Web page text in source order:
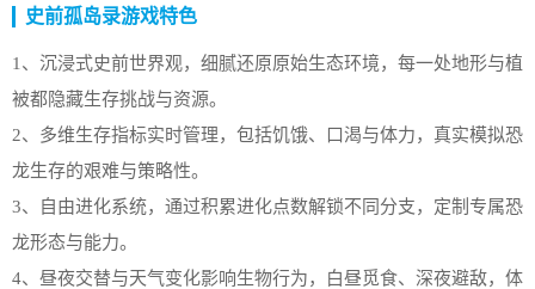
史前孤岛录游戏特色
1、沉浸式史前世界观，细腻还原原始生态环境，每一处地形与植
被都隐藏生存挑战与资源。
2、多维生存指标实时管理，包括饥饿、口渴与体力，真实模拟恐
龙生存的艰难与策略性。
3、自由进化系统，通过积累进化点数解锁不同分支，定制专属恐
龙形态与能力。
4、昼夜交替与天气变化影响生物行为，白昼觅食、深夜避敌，体